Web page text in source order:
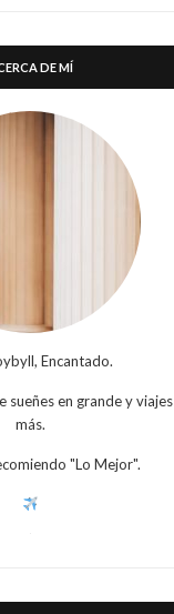
DE MÍ
Encantado.
sueñes en grande y viajes
más.
"Lo Mejor".